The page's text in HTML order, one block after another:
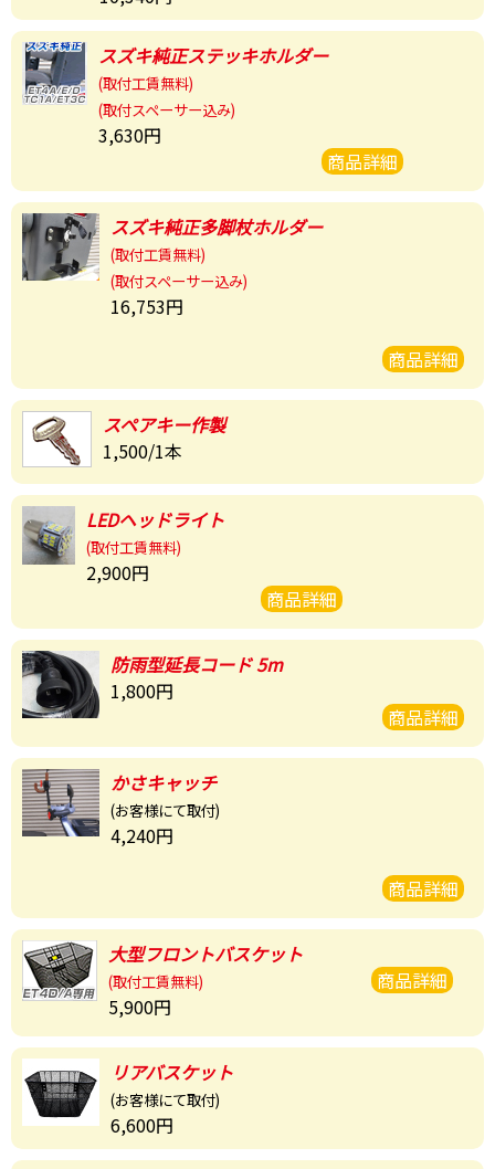
スズキ純正ステッキホルダー
(取付工賃無料)
(取付スペーサー込み)
3,630円
商品詳細
スズキ純正多脚杖ホルダー
(取付工賃無料)
(取付スペーサー込み)
16,753円
商品詳細
スペアキー作製
1,500/1本
LEDヘッドライト
(取付工賃無料)
2,900円
商品詳細
防雨型延長コード 5m
1,800円
商品詳細
かさキャッチ
(お客様にて取付)
4,240円
商品詳細
大型フロントバスケット
(取付工賃無料)
5,900円
商品詳細
リアバスケット
(お客様にて取付)
6,600円